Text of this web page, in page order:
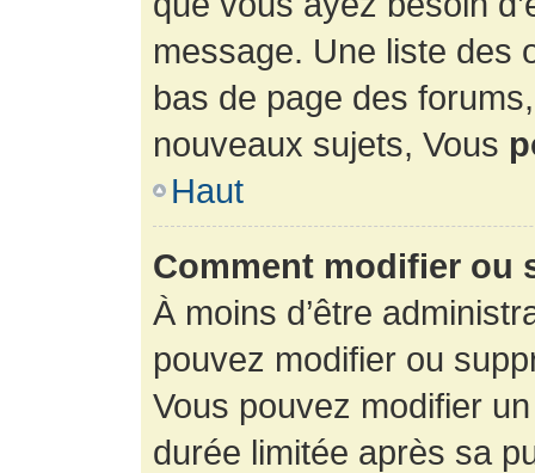
message. Une liste des
bas de page des
nouveaux sujets, Vous
Haut
Comment modifier ou
À moins d’être
pouvez modifier ou
Vous pouvez modifier
durée limitée après sa